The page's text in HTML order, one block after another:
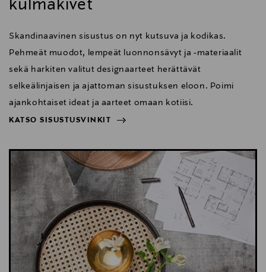
kulmakivet
Skandinaavinen sisustus on nyt kutsuva ja kodikas.
Pehmeät muodot, lempeät luonnonsävyt ja -materiaalit
sekä harkiten valitut designaarteet herättävät
selkeälinjaisen ja ajattoman sisustuksen eloon. Poimi
ajankohtaiset ideat ja aarteet omaan kotiisi.
KATSO SISUSTUSVINKIT
KATSO SISUSTUSVINKIT